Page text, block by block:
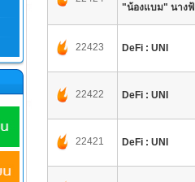
"น้องแบม" นางฟ้
22423 DeFi : UNI
22422 DeFi : UNI
22421 DeFi : UNI